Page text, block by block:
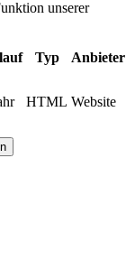
unserer
Typ Anbieter
HTML Website